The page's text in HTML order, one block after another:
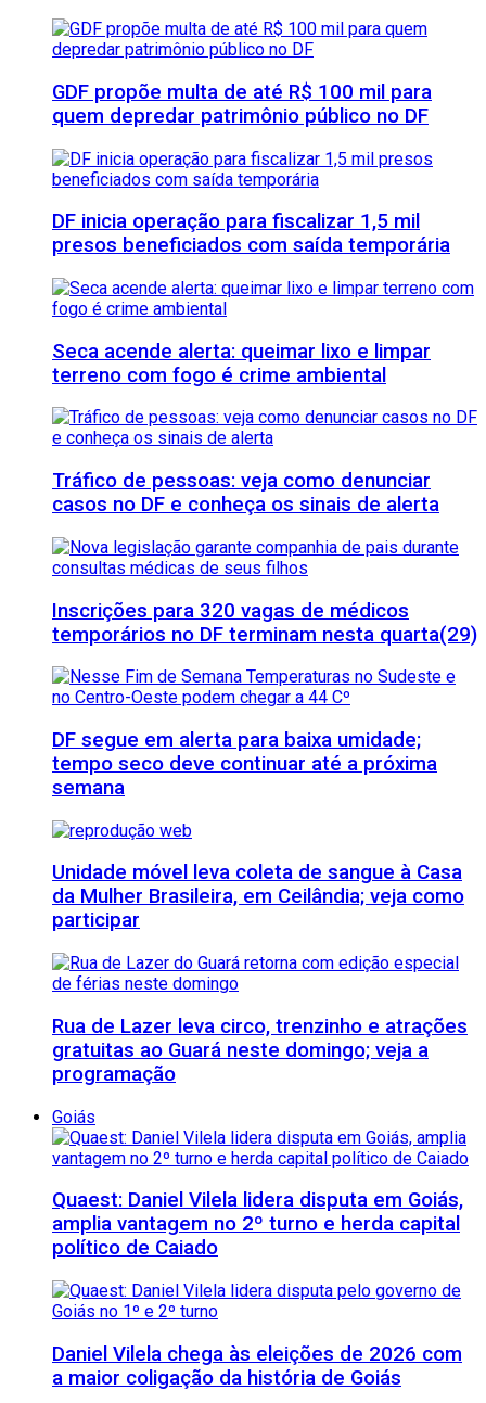
GDF propõe multa de até R$ 100 mil para
quem depredar patrimônio público no DF
DF inicia operação para fiscalizar 1,5 mil
presos beneficiados com saída temporária
Seca acende alerta: queimar lixo e limpar
terreno com fogo é crime ambiental
Tráfico de pessoas: veja como denunciar
casos no DF e conheça os sinais de alerta
Inscrições para 320 vagas de médicos
temporários no DF terminam nesta quarta(29)
DF segue em alerta para baixa umidade;
tempo seco deve continuar até a próxima
semana
Unidade móvel leva coleta de sangue à Casa
da Mulher Brasileira, em Ceilândia; veja como
participar
Rua de Lazer leva circo, trenzinho e atrações
gratuitas ao Guará neste domingo; veja a
programação
Goiás
Quaest: Daniel Vilela lidera disputa em Goiás,
amplia vantagem no 2º turno e herda capital
político de Caiado
Daniel Vilela chega às eleições de 2026 com
a maior coligação da história de Goiás